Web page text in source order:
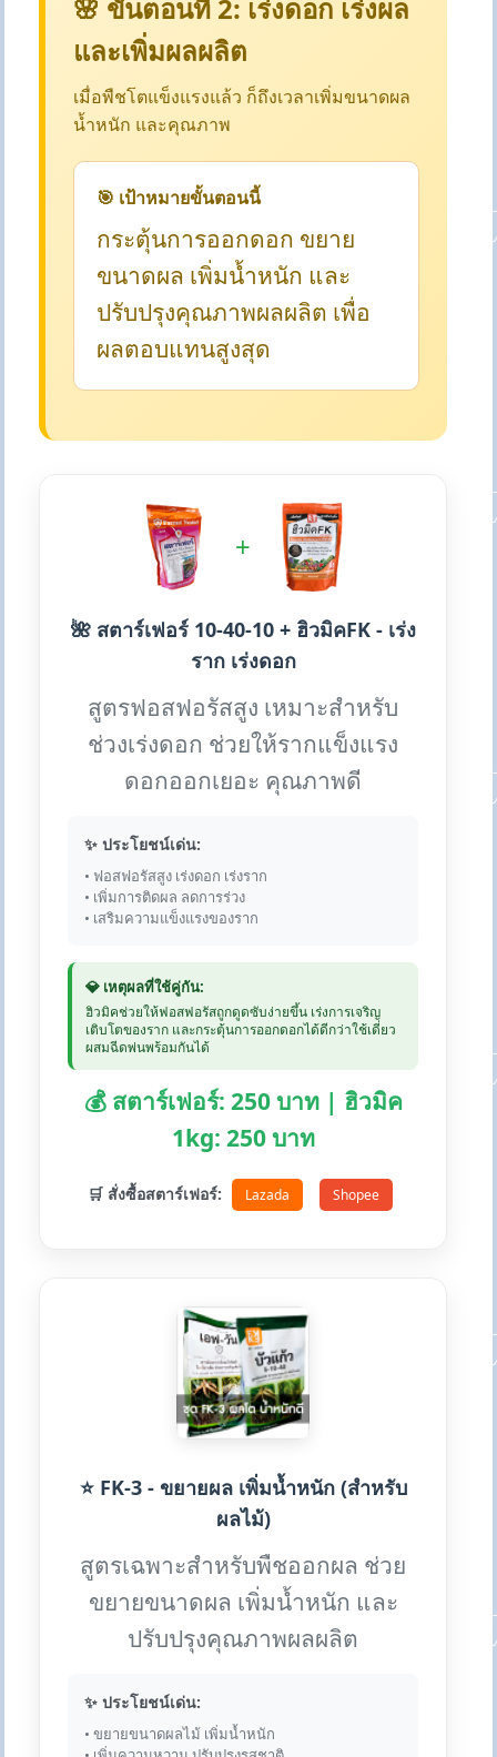
🌸 ขั้นตอนที่ 2: เร่งดอก เร่งผล
และเพิ่มผลผลิต
เมื่อพืชโตแข็งแรงแล้ว ก็ถึงเวลาเพิ่มขนาดผล
น้ำหนัก และคุณภาพ
🎯 เป้าหมายขั้นตอนนี้
กระตุ้นการออกดอก ขยาย
ขนาดผล เพิ่มน้ำหนัก และ
ปรับปรุงคุณภาพผลผลิต เพื่อ
ผลตอบแทนสูงสุด
+
🌺 สตาร์เฟอร์ 10-40-10 + ฮิวมิคFK - เร่ง
ราก เร่งดอก
สูตรฟอสฟอรัสสูง เหมาะสำหรับ
ช่วงเร่งดอก ช่วยให้รากแข็งแรง
ดอกออกเยอะ คุณภาพดี
✨ ประโยชน์เด่น:
• ฟอสฟอรัสสูง เร่งดอก เร่งราก
• เพิ่มการติดผล ลดการร่วง
• เสริมความแข็งแรงของราก
💎 เหตุผลที่ใช้คู่กัน:
ฮิวมิคช่วยให้ฟอสฟอรัสถูกดูดซับง่ายขึ้น เร่งการเจริญ
เติบโตของราก และกระตุ้นการออกดอกได้ดีกว่าใช้เดี่ยว
ผสมฉีดพ่นพร้อมกันได้
💰 สตาร์เฟอร์: 250 บาท | ฮิวมิค
1kg: 250 บาท
🛒 สั่งซื้อสตาร์เฟอร์: Lazada Shopee
⭐ FK-3 - ขยายผล เพิ่มน้ำหนัก (สำหรับ
ผลไม้)
สูตรเฉพาะสำหรับพืชออกผล ช่วย
ขยายขนาดผล เพิ่มน้ำหนัก และ
ปรับปรุงคุณภาพผลผลิต
✨ ประโยชน์เด่น:
• ขยายขนาดผลไม้ เพิ่มน้ำหนัก